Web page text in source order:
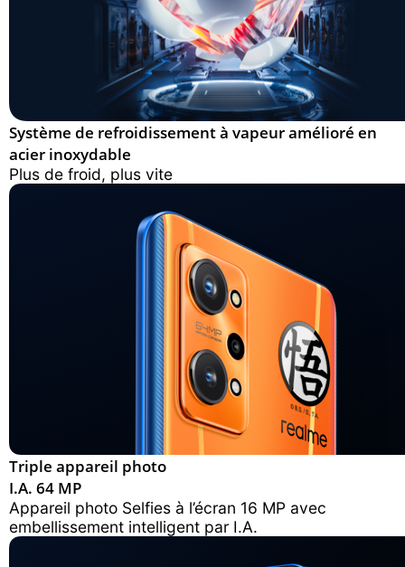
Système de refroidissement à vapeur amélioré en
acier inoxydable
Plus de froid, plus vite
Triple appareil photo
I.A. 64 MP
Appareil photo Selfies à l’écran 16 MP avec
embellissement intelligent par I.A.